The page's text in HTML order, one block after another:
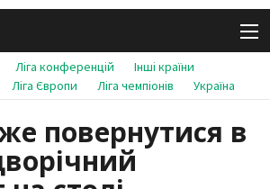
Ліга конференцій
Інші країни
Ліга Європи Ліга чемпіонів Україна
повернутися в